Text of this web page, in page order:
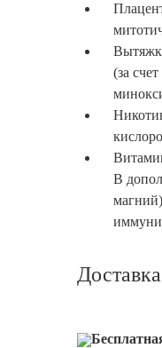
(за
В
Доставка